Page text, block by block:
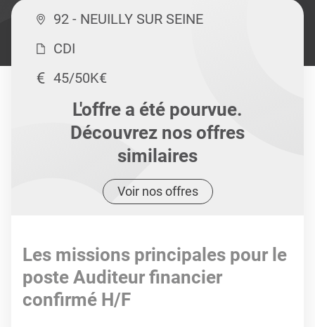
92 - NEUILLY SUR SEINE
CDI
45/50K€
L'offre a été pourvue.
Découvrez nos offres
similaires
Voir nos offres
Les missions principales pour le
poste Auditeur financier
confirmé H/F